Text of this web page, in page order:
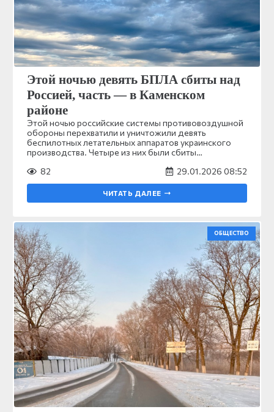
Этой ночью девять БПЛА сбиты над
Россией, часть — в Каменском
районе
Этой ночью российские системы противовоздушной
обороны перехватили и уничтожили девять
беспилотных летательных аппаратов украинского
производства. Четыре из них были сбиты…
82
29.01.2026 08:52
ЧИТАТЬ ДАЛЕЕ
ОБЩЕСТВО